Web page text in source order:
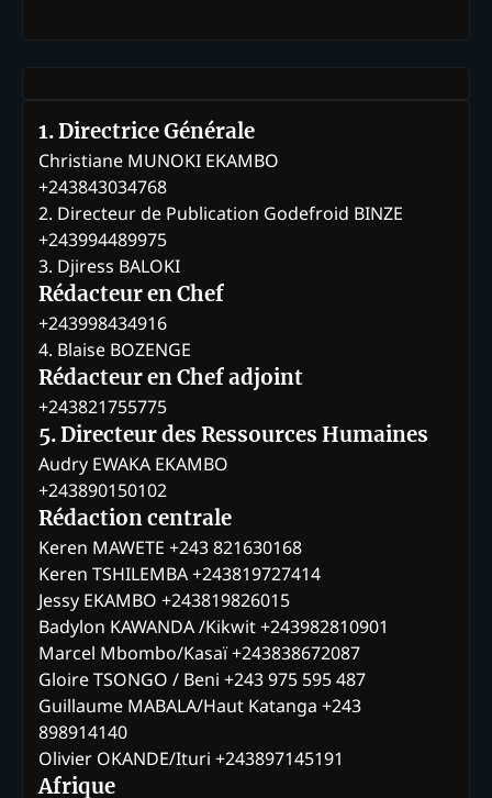
1. Directrice Générale
Christiane MUNOKI EKAMBO
+243843034768
2. Directeur de Publication Godefroid BINZE
+243994489975
3. Djiress BALOKI
Rédacteur en Chef
+243998434916
4. Blaise BOZENGE
Rédacteur en Chef adjoint
+243821755775
5. Directeur des Ressources Humaines
Audry EWAKA EKAMBO
+243890150102
Rédaction centrale
Keren MAWETE +243 821630168
Keren TSHILEMBA +243819727414
Jessy EKAMBO +243819826015
Badylon KAWANDA /Kikwit +243982810901
Marcel Mbombo/Kasaï +243838672087
Gloire TSONGO / Beni +243 975 595 487
Guillaume MABALA/Haut Katanga +243
898914140
Olivier OKANDE/Ituri +243897145191
Afrique